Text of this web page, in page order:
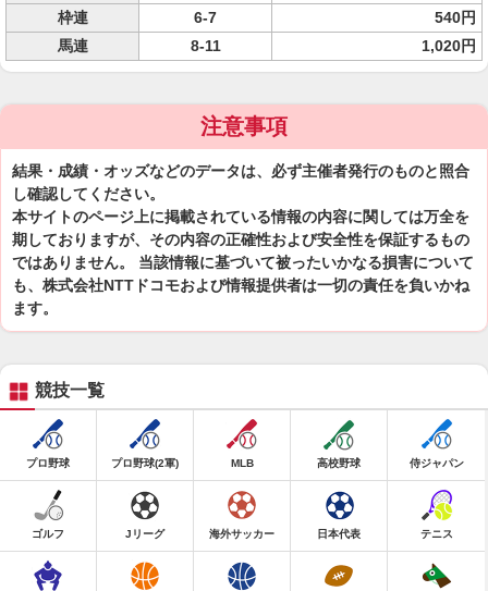
枠連
6-7
540円
馬連
8-11 1,020円
注意事項
結果・成績・オッズなどのデータは、必ず主催者発行のものと照合
し確認してください。
本サイトのページ上に掲載されている情報の内容に関しては万全を
期しておりますが、その内容の正確性および安全性を保証するもの
ではありません。 当該情報に基づいて被ったいかなる損害について
も、株式会社NTTドコモおよび情報提供者は一切の責任を負いかね
ます。
競技一覧
プロ野球 プロ野球(2軍) MLB 高校野球 侍ジャパン
ゴルフ Jリーグ 海外サッカー 日本代表 テニス